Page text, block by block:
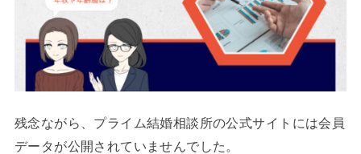
残念ながら、プライム結婚相談所の公式サイトには会員
データが公開されていませんでした。